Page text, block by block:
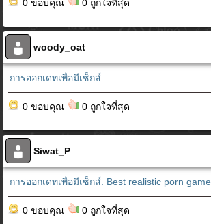
0 ขอบคุณ 0 ถูกใจที่สุด
woody_oat
การออกเดทเพื่อมีเซ็กส์.
0 ขอบคุณ 0 ถูกใจที่สุด
Siwat_P
การออกเดทเพื่อมีเซ็กส์. Best realistic porn game
0 ขอบคุณ 0 ถูกใจที่สุด